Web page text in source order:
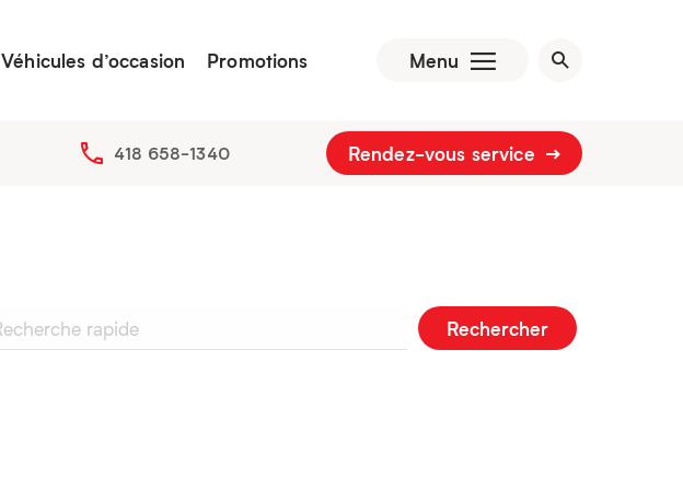
Véhicules d’occasion Promotions Menu
418 658-1340 Rendez-vous service
Rechercher